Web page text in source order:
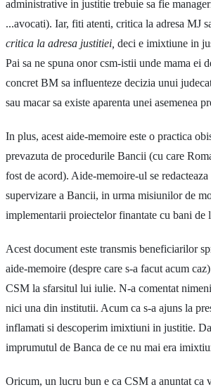
administrative in justitie trebuie sa fie
...avocati). Iar, fiti atenti, critica la adresa MJ
critica la adresa justitiei, deci e imixtiune in
Pai sa ne spuna onor csm-istii unde mama ei
concret BM sa influenteze decizia unui
sau macar sa existe aparenta unei asemenea
In plus, acest aide-memoire este o practica
prevazuta de procedurile Bancii (cu care
fost de acord). Aide-memoire-ul se redacteaza
supervizare a Bancii, in urma misiunilor de
implementarii proiectelor finantate cu bani de
Acest document este transmis beneficiarilor
aide-memoire (despre care s-a facut acum
CSM la sfarsitul lui iulie. N-a comentat
nici una din institutii. Acum ca s-a ajuns la
inflamati si descoperim imixtiuni in justitie.
imprumutul de Banca de ce nu mai era
Oricum, un lucru bun e ca CSM a anuntat ca